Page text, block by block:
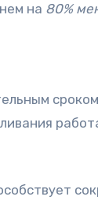
на 80%